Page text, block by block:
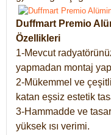
Duffmart Premio
Özellikleri
1-Mevcut
yapmadan montaj
2-Mükemmel ve
katan eşsiz estetik
3-Hammadde ve
yüksek ısı verimi.